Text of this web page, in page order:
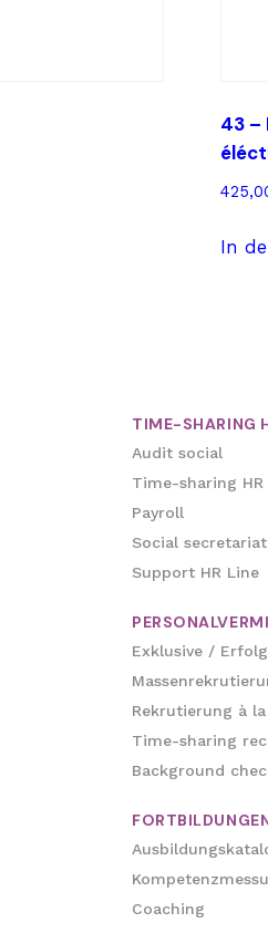
43 –
In
TIME-SHARING
Audit social
Time-sharing HR
Payroll
Social secretariat
Support HR Line
Exklusive /
Rekrutierung à
Time-sharing
Background
Coaching